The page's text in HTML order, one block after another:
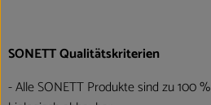
SONETT Qualitätskriterien
- Alle SONETT Produkte sind zu 100 %